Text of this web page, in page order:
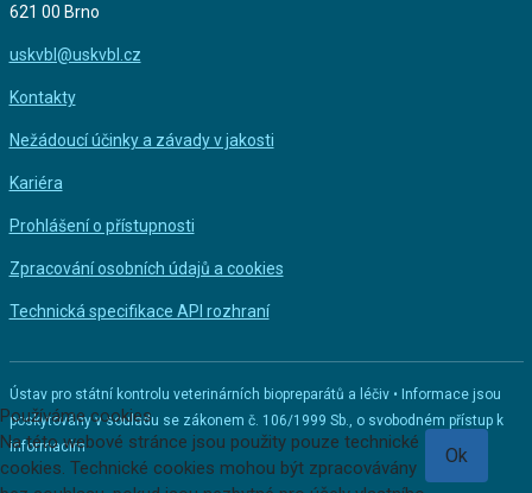
621 00 Brno
uskvbl@uskvbl.cz
Kontakty
Nežádoucí účinky a závady v jakosti
Kariéra
Prohlášení o přístupnosti
Zpracování osobních údajů a cookies
Technická specifikace API rozhraní
Ústav pro státní kontrolu veterinárních biopreparátů a léčiv • Informace jsou
poskytovány v souladu se zákonem č. 106/1999 Sb., o svobodném přístup k
informacím
Používáme cookies
Na této webové stránce jsou použity pouze technické
cookies. Technické cookies mohou být zpracovávány
Ok